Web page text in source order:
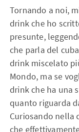
Tornando a noi,
drink che ho
presunte,
che parla del
drink miscelato
Mondo, ma se
drink che ha una
quanto riguarda
Curiosando nella
che